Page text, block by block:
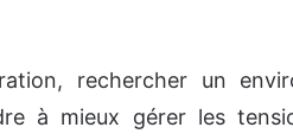
rechercher un
à mieux gérer les